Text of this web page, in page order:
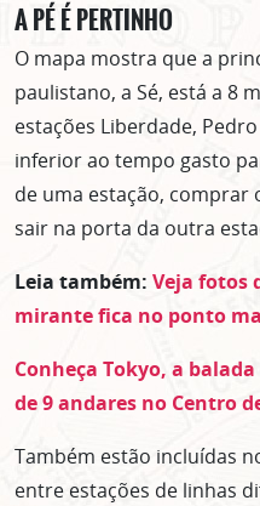
A PÉ É PERTINHO
O mapa mostra que a
paulistano, a Sé, está a 8
estações Liberdade,
inferior ao tempo gasto
de uma estação,
sair na porta da outra
Leia também: Veja fotos
mirante fica no ponto
Conheça Tokyo, a
de 9 andares no Centro
Também estão incluídas
entre estações de linhas